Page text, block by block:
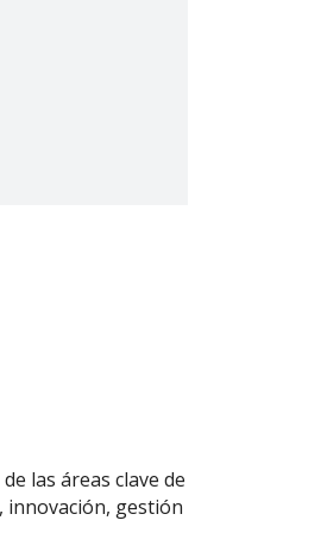
las áreas clave de
innovación, gestión